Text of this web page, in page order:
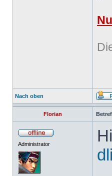
Nach oben
Florian
Administrator